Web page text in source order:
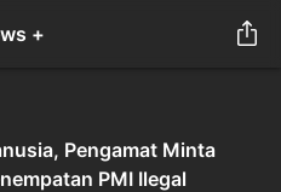
+
Pengamat Minta
PMI Ilegal